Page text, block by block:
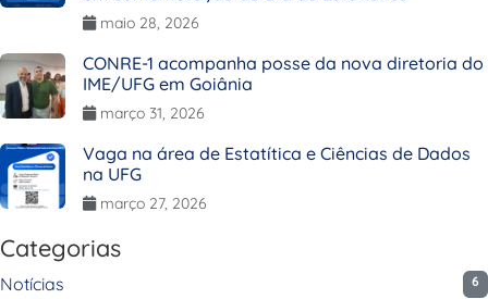
maio 28, 2026
CONRE-1 acompanha posse da nova diretoria do
IME/UFG em Goiânia
março 31, 2026
Vaga na área de Estatítica e Ciências de Dados
na UFG
março 27, 2026
Categorias
Notícias 6